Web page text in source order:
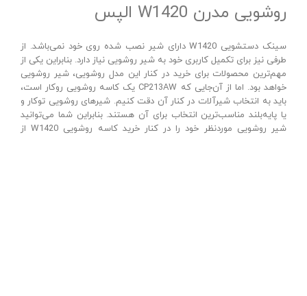
روشویی مدرن W1420 الپس
سینک دستشویی W1420 دارای شیر نصب شده روی خود نمی‌باشد. از
طرفی نیز برای تکمیل کاربری خود به شیر روشویی نیاز دارد. بنابراین یکی از
مهم‌ترین محصولات برای خرید در کنار این مدل روشویی، شیر روشویی
خواهد بود. اما از آن‌جایی که CP213AW یک کاسه روشویی روکار است،
باید به انتخاب شیرآلات در کنار آن دقت کنیم. شیر‌های روشویی توکار و
یا پایه‌بلند مناسب‌ترین انتخاب برای آن هستند. بنابراین شما می‌توانید
شیر روشویی موردنظر خود را در کنار خرید کاسه روشویی W1420 از